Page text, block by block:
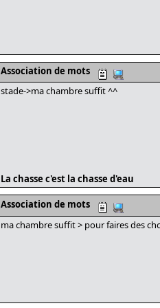
Association de mots
stade->ma chambre suffit ^^
La chasse c'est la chasse d'eau
Association de mots
ma chambre suffit > pour faires des